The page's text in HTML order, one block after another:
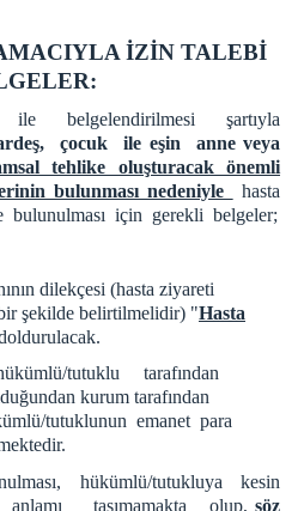
İZİN TALEBİ
ile belgelendirilmesi şartıyla
çocuk ile eşin anne veya
tehlike oluşturacak önemli
bulunması nedeniyle
hasta
için gerekli belgeler;
dilekçesi (hasta ziyareti
şekilde belirtilmelidir) "Hasta
tutuklu tarafından
kurum tarafından
tutuklunun emanet para
hükümlü/tutukluya kesin
taşımamakta olup, söz